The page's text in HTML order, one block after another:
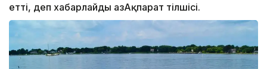
етті, деп хабарлайды ҚазАқпарат тілшісі.